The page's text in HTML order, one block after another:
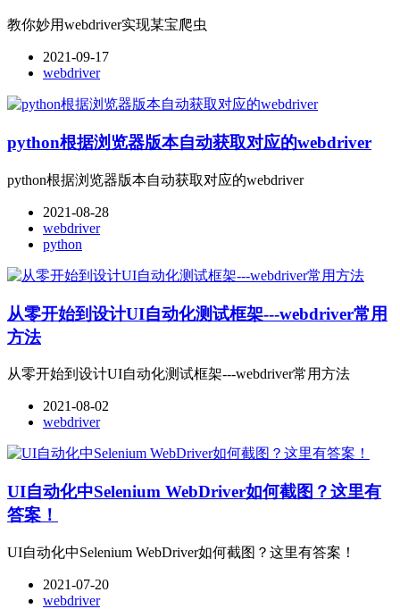
教你妙用webdriver实现某宝爬虫
2021-09-17
webdriver
python根据浏览器版本自动获取对应的webdriver
python根据浏览器版本自动获取对应的webdriver
2021-08-28
webdriver
python
从零开始到设计UI自动化测试框架---webdriver常用
方法
从零开始到设计UI自动化测试框架---webdriver常用方法
2021-08-02
webdriver
UI自动化中Selenium WebDriver如何截图？这里有
答案！
UI自动化中Selenium WebDriver如何截图？这里有答案！
2021-07-20
webdriver